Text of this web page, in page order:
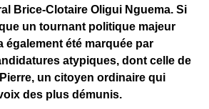
Brice-Clotaire Oligui Nguema. Si
un tournant politique majeur
également été marquée par
atypiques, dont celle de
un citoyen ordinaire qui
des plus démunis.